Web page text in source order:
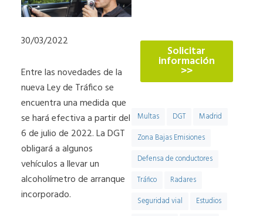
30/03/2022
Entre las novedades de la
nueva Ley de Tráfico se
encuentra una medida que
se hará efectiva a partir del
6 de julio de 2022. La DGT
obligará a algunos
vehículos a llevar un
alcoholímetro de arranque
incorporado.
Solicitar
información
>>
Multas DGT
Madrid
Zona Bajas Emisiones
Defensa de conductores
Tráfico
Radares
Seguridad vial
Estudios